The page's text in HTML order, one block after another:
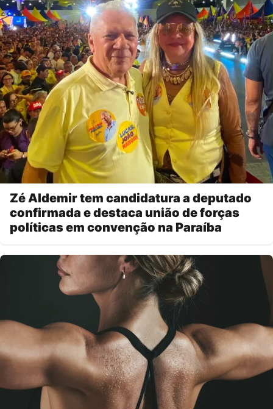
Zé Aldemir tem candidatura a deputado
confirmada e destaca união de forças
políticas em convenção na Paraíba